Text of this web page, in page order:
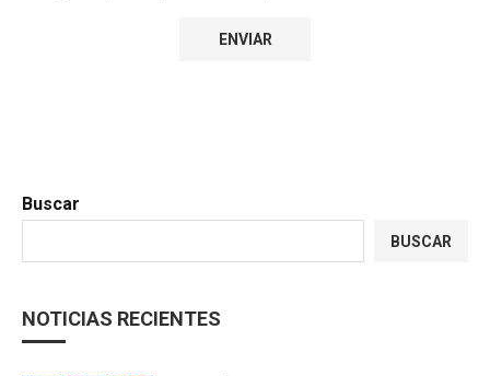
Buscar
BUSCAR
NOTICIAS RECIENTES